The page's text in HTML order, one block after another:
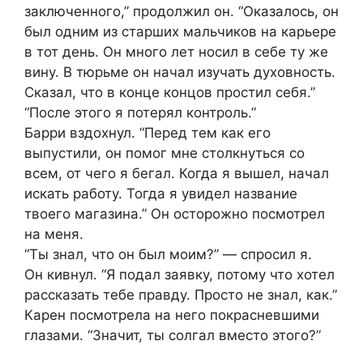
заключенного,” продолжил он. “Оказалось, он
был одним из старших мальчиков на карьере
в тот день. Он много лет носил в себе ту же
вину. В тюрьме он начал изучать духовность.
Сказал, что в конце концов простил себя.”
“После этого я потерял контроль.”
Барри вздохнул. “Перед тем как его
выпустили, он помог мне столкнуться со
всем, от чего я бегал. Когда я вышел, начал
искать работу. Тогда я увидел название
твоего магазина.” Он осторожно посмотрел
на меня.
“Ты знал, что он был моим?” — спросил я.
Он кивнул. “Я подал заявку, потому что хотел
рассказать тебе правду. Просто не знал, как.”
Карен посмотрела на него покрасневшими
глазами. “Значит, ты солгал вместо этого?”